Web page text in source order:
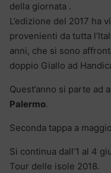
della giornata .
L’edizione del 2017 ha
provenienti da tutta
anni, che si sono
doppio Giallo ad
Quest’anno si parte ad
Palermo.
Seconda tappa a
Si continua dall’1 al 4
Tour delle isole 2018.